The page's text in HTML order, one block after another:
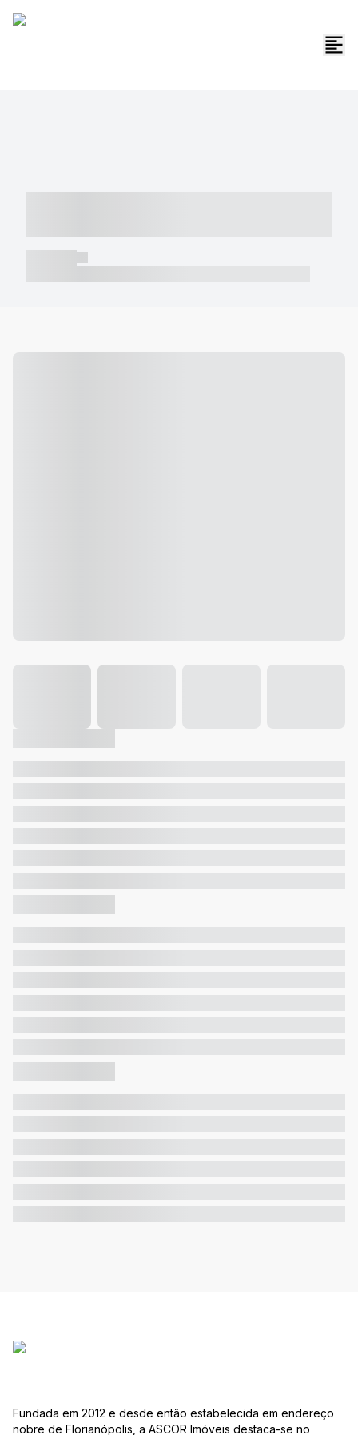
Fundada em 2012 e desde então estabelecida em endereço
nobre de Florianópolis, a ASCOR Imóveis destaca-se no